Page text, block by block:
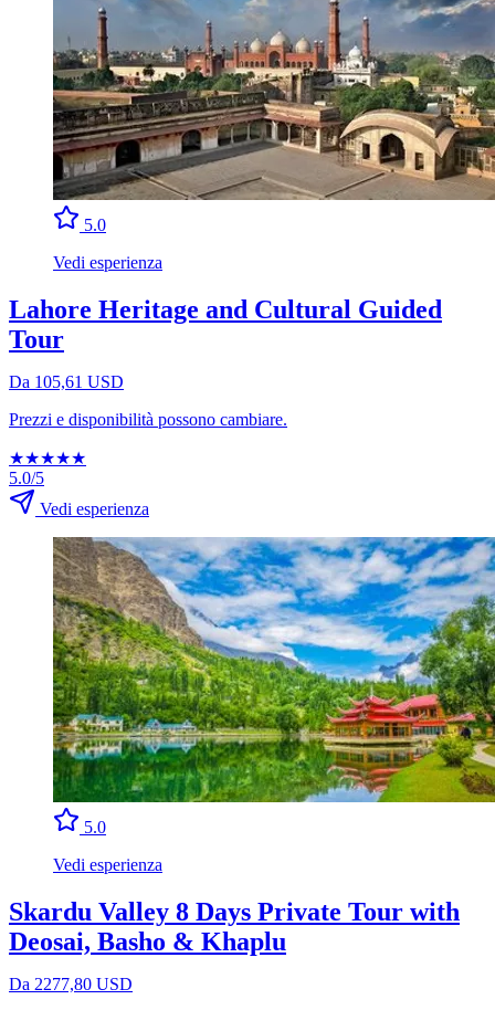
5.0
Vedi esperienza
Lahore Heritage and Cultural Guided
Tour
Da 105,61 USD
Prezzi e disponibilità possono cambiare.
★★★★★
5.0/5
Vedi esperienza
5.0
Vedi esperienza
Skardu Valley 8 Days Private Tour with
Deosai, Basho & Khaplu
Da 2277,80 USD